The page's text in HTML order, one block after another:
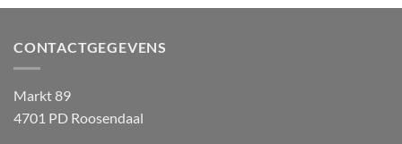
CONTACTGEGEVENS
Markt 89
4701 PD Roosendaal